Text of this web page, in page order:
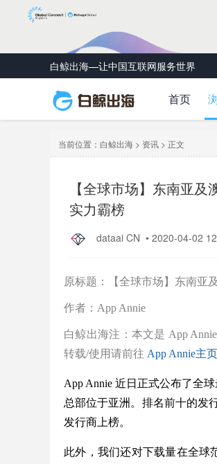
白鲸出海—让中国互联网服务世界
首页
当前位置： 白鲸出海 > 资讯 > 正文
【全球市场】东南亚
实力霸榜
dataai CN • 2020-04-02
原标题：【全球市场】东南亚
作者：App Annie
白鲸出海注： 本文是 App
转载/使用请前往 App Annie主页
App Annie 近日正式公布了全
总部位于亚洲。排名前十的发
发行商上榜。
此外，我们还对下载量在全球